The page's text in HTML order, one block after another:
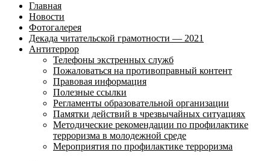
Главная
Новости
Фотогалерея
Декада читательской грамотности — 2021
Антитеррор
Телефоны экстренных служб
Пожаловаться на противоправный контент
Правовая информация
Полезные ссылки
Регламенты образовательной организации
Памятки действий в чрезвычайных ситуациях
Методические рекомендации по профилактике
терроризма в молодежной среде
Мероприятия по профилактике терроризма